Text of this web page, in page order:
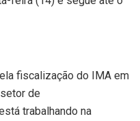
fiscalização do IMA em
de
trabalhando na